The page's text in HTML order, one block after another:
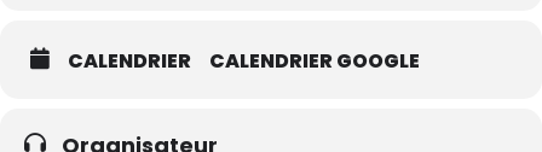
CALENDRIER CALENDRIER GOOGLE
Organisateur